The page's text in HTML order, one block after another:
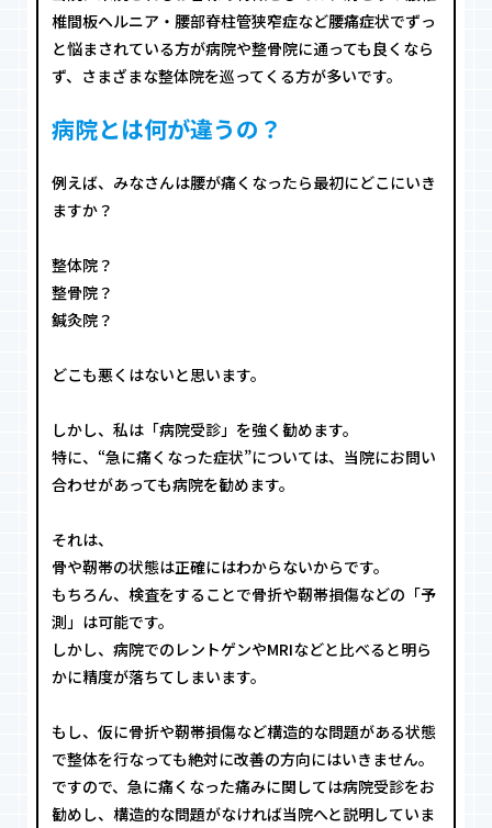
椎間板ヘルニア・腰部脊柱管狭窄症など腰痛症状でずっ
と悩まされている方が病院や整骨院に通っても良くなら
ず、さまざまな整体院を巡ってくる方が多いです。
病院とは何が違うの？
例えば、みなさんは腰が痛くなったら最初にどこにいき
ますか？
整体院？
整骨院？
鍼灸院？
どこも悪くはないと思います。
しかし、私は「病院受診」を強く勧めます。
特に、“急に痛くなった症状”については、当院にお問い
合わせがあっても病院を勧めます。
それは、
骨や靭帯の状態は正確にはわからないからです。
もちろん、検査をすることで骨折や靭帯損傷などの「予
測」は可能です。
しかし、病院でのレントゲンやMRIなどと比べると明ら
かに精度が落ちてしまいます。
もし、仮に骨折や靭帯損傷など構造的な問題がある状態
で整体を行なっても絶対に改善の方向にはいきません。
ですので、急に痛くなった痛みに関しては病院受診をお
勧めし、構造的な問題がなければ当院へと説明していま